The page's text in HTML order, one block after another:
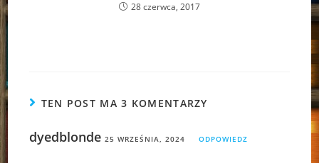
28 czerwca, 2017
TEN POST MA 3 KOMENTARZY
dyedblonde 25 WRZEŚNIA, 2024 ODPOWIEDZ